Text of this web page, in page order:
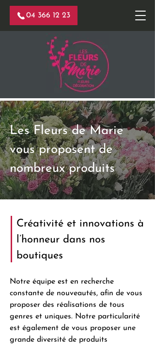
04 366 12 23
Les Fleurs de Marie
vous proposent de
nombreux produits
Créativité et innovations à
l’honneur dans nos
boutiques
Notre équipe est en recherche
constante de nouveautés, afin de vous
proposer des réalisations de tous
genres et uniques. Notre particularité
est également de vous proposer une
grande diversité de produits